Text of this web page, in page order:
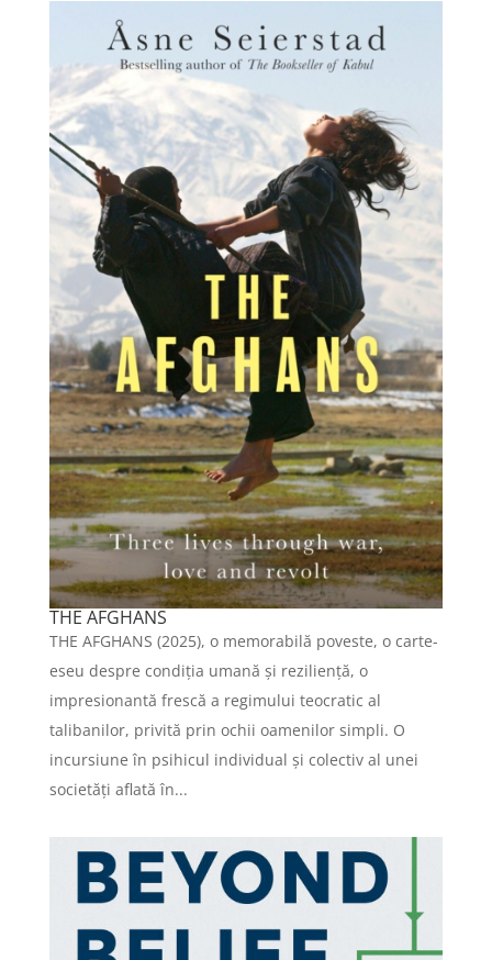
THE AFGHANS
THE AFGHANS (2025), o memorabilă poveste, o carte-
eseu despre condiția umană și reziliență, o
impresionantă frescă a regimului teocratic al
talibanilor, privită prin ochii oamenilor simpli. O
incursiune în psihicul individual și colectiv al unei
societăți aflată în...